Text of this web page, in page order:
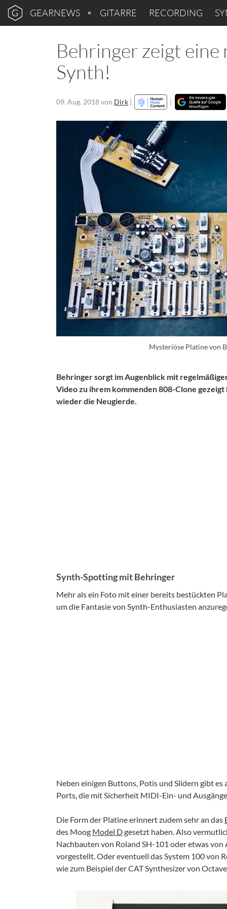
GEARNEWS GITARRE RECORDING
Behringer zeigt
Synth!
09. Aug. 2018von Dirk | |
Mysteriöse Platine von
Behringer sorgt im Augenblick mit
Video zu ihrem kommenden 808-Clone
wieder die Neugierde.
Synth-Spotting mit Behringer
Mehr als ein Foto mit einer bereits bestückten
um die Fantasie von Synth-Enthusiasten
Neben einigen Buttons, Potis und Slidern gibt es
Ports, die mit Sicherheit MIDI-Ein- und
Die Form der Platine erinnert zudem sehr an das
des Moog Model Dgesetzt haben. Also
Nachbauten von Roland SH-101 oder etwas
vorgestellt. Oder eventuell das System 100 von
wie zum Beispiel der CAT Synthesizer von